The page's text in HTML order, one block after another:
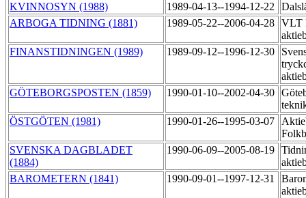
KVINNOSYN (1988) 1989-04-13--1994-12-22
ARBOGA TIDNING (1881)
1989-05-22--2006-04-28 VLT
FINANSTIDNINGEN (1989)
1989-09-12--1996-12-30
GÖTEBORGSPOSTEN (1859)
1990-01-10--2002-04-30
ÖSTGÖTEN (1981)
1990-01-26--1995-03-07
SVENSKA DAGBLADET
(1884)
1990-06-09--2005-08-19
BAROMETERN (1841)
1990-09-01--1997-12-31